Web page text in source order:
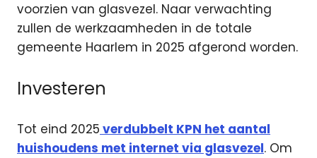
voorzien van glasvezel. Naar verwachting
zullen de werkzaamheden in de totale
gemeente Haarlem in 2025 afgerond worden.
Investeren
Tot eind 2025 verdubbelt KPN het aantal
huishoudens met internet via glasvezel. Om